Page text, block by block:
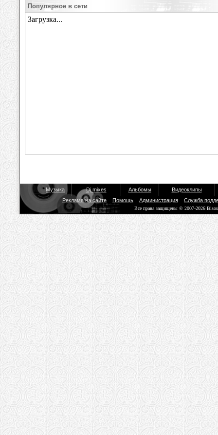
Популярное в сети
Музыка Dj mixes Альбомы
Видеоклипы
Реклама на сайте
Помощь Администрация Служба
Все права защищены © 2007-2026